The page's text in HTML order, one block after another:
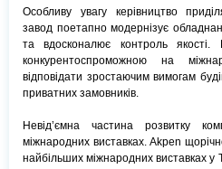
Особливу увагу керівництво
завод поетапно модернізує
та вдосконалює контроль
конкурентоспроможною на
відповідати зростаючим вимогам
приватних замовників.
Невід’ємна частина розвитку
міжнародних виставках. Akpen
найбільших міжнародних виставках у